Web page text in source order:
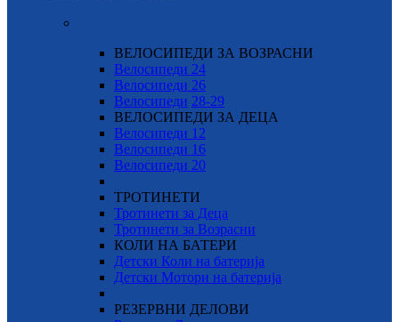
ВЕЛОСИПЕДИ ЗА ВОЗРАСНИ
Велосипеди 24
Велосипеди 26
Велосипеди 28-29
ВЕЛОСИПЕДИ ЗА ДЕЦА
Велосипеди 12
Велосипеди 16
Велосипеди 20
ТРОТИНЕТИ
Тротинети за Деца
Тротинети за Возрасни
КОЛИ НА БАТЕРИ
Детски Коли на батерија
Детски Мотори на батерија
РЕЗЕРВНИ ДЕЛОВИ